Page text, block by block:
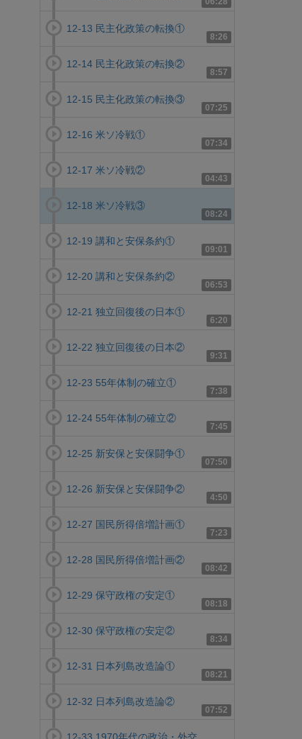
8:26
12-13 民主化政策の転換①
8:57
12-14 民主化政策の転換②
07:25
12-15 民主化政策の転換③
07:34
12-16 米ソ冷戦①
04:43
12-17 米ソ冷戦②
08:24
12-18 米ソ冷戦③
09:01
12-19 講和と安保条約①
06:53
12-20 講和と安保条約②
6:20
12-21 独立回復後の日本①
9:31
12-22 独立回復後の日本②
7:38
12-23 55年体制の確立①
7:45
12-24 55年体制の確立②
07:50
12-25 新安保と安保闘争①
4:50
12-26 新安保と安保闘争②
7:23
12-27 国民所得倍増計画①
08:42
12-28 国民所得倍増計画②
08:18
12-29 保守政権の安定①
8:34
12-30 保守政権の安定②
08:21
12-31 日本列島改造論①
07:52
12-32 日本列島改造論②